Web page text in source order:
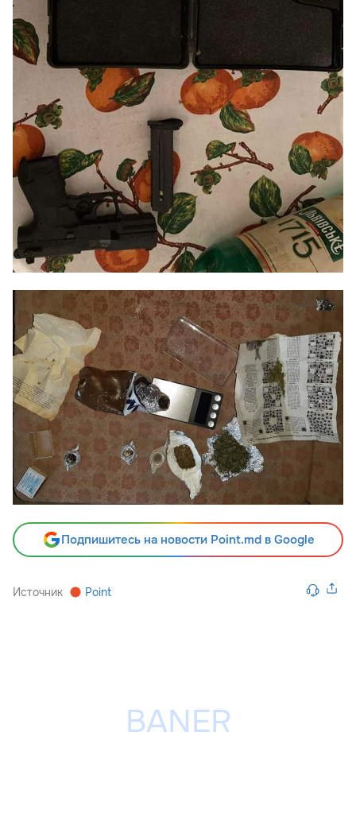
Подпишитесь на новости Point.md в Google
Источник Point